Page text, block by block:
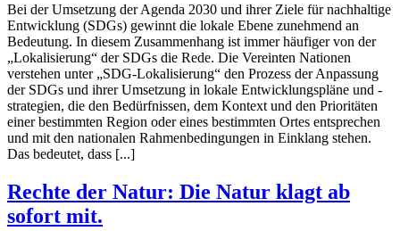
Bei der Umsetzung der Agenda 2030 und ihrer Ziele für nachhaltige
Entwicklung (SDGs) gewinnt die lokale Ebene zunehmend an
Bedeutung. In diesem Zusammenhang ist immer häufiger von der
„Lokalisierung“ der SDGs die Rede. Die Vereinten Nationen
verstehen unter „SDG-Lokalisierung“ den Prozess der Anpassung
der SDGs und ihrer Umsetzung in lokale Entwicklungspläne und -
strategien, die den Bedürfnissen, dem Kontext und den Prioritäten
einer bestimmten Region oder eines bestimmten Ortes entsprechen
und mit den nationalen Rahmenbedingungen in Einklang stehen.
Das bedeutet, dass [...]
Rechte der Natur: Die Natur klagt ab
sofort mit.